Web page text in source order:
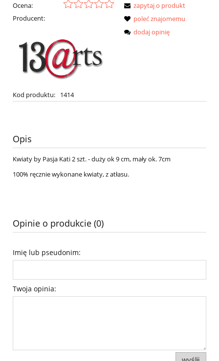
Ocena:
Producent:
Kod produktu: 1414
zapytaj o produkt
poleć znajomemu
dodaj opinię
Opis
Kwiaty by Pasja Kati 2 szt. - duży ok 9 cm, mały ok. 7cm
100% ręcznie wykonane kwiaty, z atłasu.
Opinie o produkcie (0)
Imię lub pseudonim:
Twoja opinia: